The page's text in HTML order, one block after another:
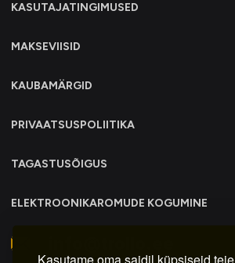
KASUTAJATINGIMUSED
MAKSEVIISID
KAUBAMÄRGID
PRIVAATSUSPOLIITIKA
TAGASTUSÕIGUS
ELEKTROONIKAROMUDE KOGUMINE